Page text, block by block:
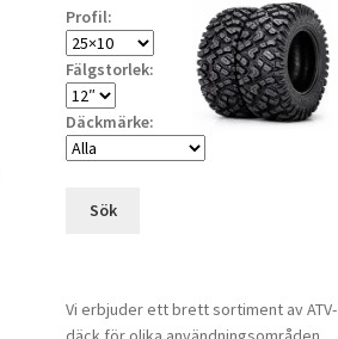
Profil:
Fälgstorlek:
Däckmärke:
Sök
Vi erbjuder ett brett sortiment av ATV-